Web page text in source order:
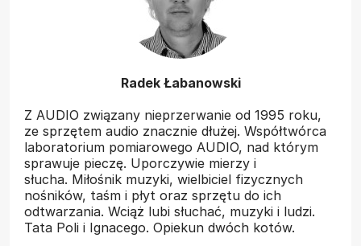
Radek Łabanowski
Z AUDIO związany nieprzerwanie od 1995 roku,
ze sprzętem audio znacznie dłużej. Współtwórca
laboratorium pomiarowego AUDIO, nad którym
sprawuje pieczę. Uporczywie mierzy i
słucha. Miłośnik muzyki, wielbiciel fizycznych
nośników, taśm i płyt oraz sprzętu do ich
odtwarzania. Wciąż lubi słuchać, muzyki i ludzi.
Tata Poli i Ignacego. Opiekun dwóch kotów.